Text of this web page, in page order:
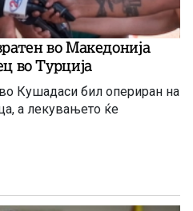
во Македонија
во Турција
Кушадаси бил опериран на
а лекувањето ќе